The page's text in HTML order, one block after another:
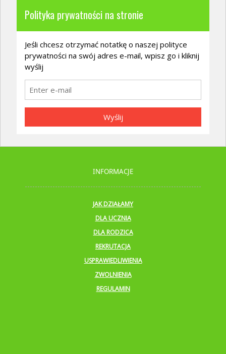
Polityka prywatności na stronie
Jeśli chcesz otrzymać notatkę o naszej polityce
prywatności na swój adres e-mail, wpisz go i kliknij
wyślij
Wyślij
INFORMACJE
JAK DZIAŁAMY
DLA UCZNIA
DLA RODZICA
REKRUTACJA
USPRAWIEDLIWIENIA
ZWOLNIENIA
REGULAMIN